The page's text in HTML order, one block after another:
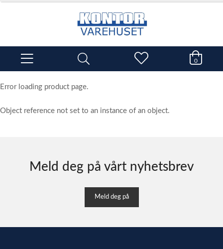
0
Error loading product page.
Object reference not set to an instance of an object.
Meld deg på vårt nyhetsbrev
Meld deg på